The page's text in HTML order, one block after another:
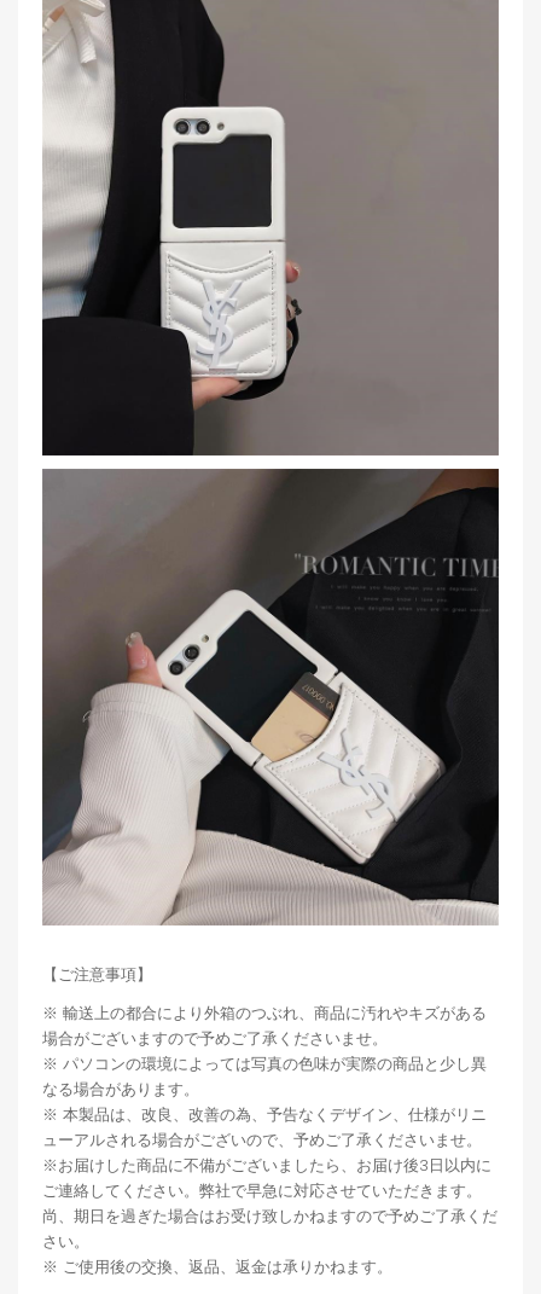
【ご注意事項】
※ 輸送上の都合により外箱のつぶれ、商品に汚れやキズがある
場合がございますので予めご了承くださいませ。
※ パソコンの環境によっては写真の色味が実際の商品と少し異
なる場合があります。
※ 本製品は、改良、改善の為、予告なくデザイン、仕様がリニ
ューアルされる場合がございので、予めご了承くださいませ。
※お届けした商品に不備がございましたら、お届け後3日以内に
ご連絡してください。弊社で早急に対応させていただきます。
尚、期日を過ぎた場合はお受け致しかねますので予めご了承くだ
さい。
※ ご使用後の交換、返品、返金は承りかねます。